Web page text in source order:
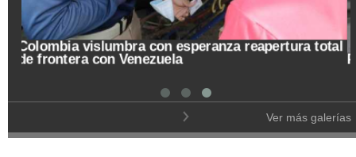
Pregón de la Noche del Fuego en Salamina
Ver más galerías